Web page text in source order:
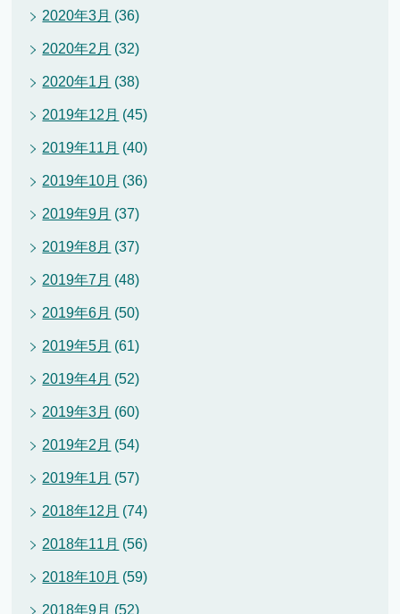
2020年3月 (36)
2020年2月 (32)
2020年1月 (38)
2019年12月 (45)
2019年11月 (40)
2019年10月 (36)
2019年9月 (37)
2019年8月 (37)
2019年7月 (48)
2019年6月 (50)
2019年5月 (61)
2019年4月 (52)
2019年3月 (60)
2019年2月 (54)
2019年1月 (57)
2018年12月 (74)
2018年11月 (56)
2018年10月 (59)
2018年9月 (52)